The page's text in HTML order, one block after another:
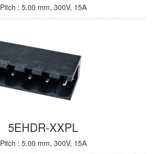
Pitch : 5.00 mm, 300V, 15A
5EHDR-XXPL
Pitch : 5.00 mm, 300V, 15A